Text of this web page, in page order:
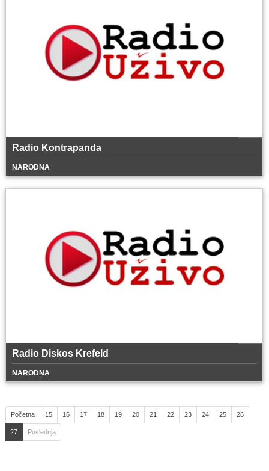
Radio Kontrapanda
NARODNA
Radio Diskos Krefeld
NARODNA
Početna 15 16 17 18 19 20 21 22 23 24 25 26
27 Poslednja